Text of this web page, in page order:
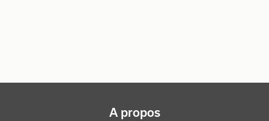
NAVIGATION PRINCIPALE
A propos